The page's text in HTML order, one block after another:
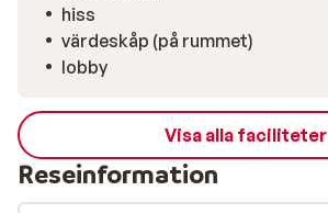
hiss
värdeskåp (på rummet)
lobby
Visa alla faciliteter
Reseinformation